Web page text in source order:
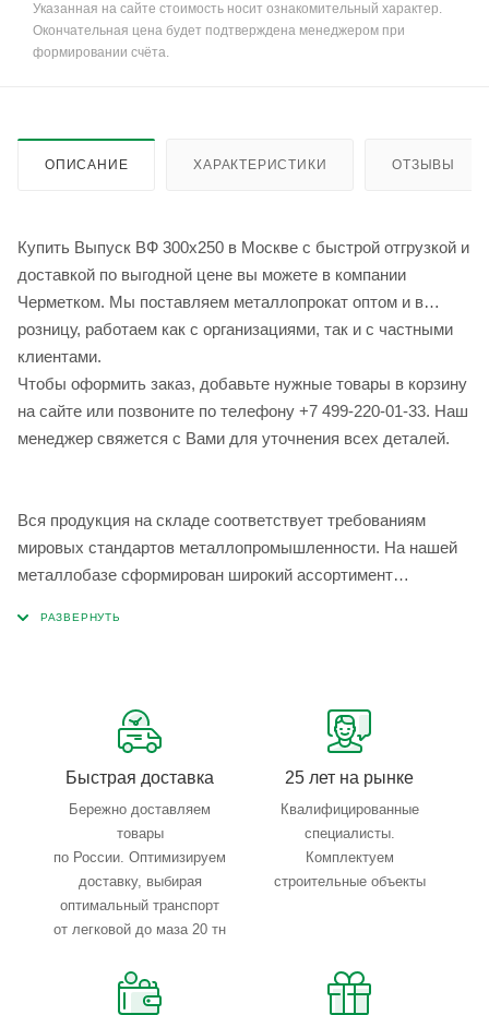
Указанная на сайте стоимость носит ознакомительный характер.
Окончательная цена будет подтверждена менеджером при
формировании счёта.
ОПИСАНИЕ ХАРАКТЕРИСТИКИ ОТЗЫВЫ
Купить Выпуск ВФ 300х250 в Москве с быстрой отгрузкой и
доставкой по выгодной цене вы можете в компании
Черметком. Мы поставляем металлопрокат оптом и в
розницу, работаем как с организациями, так и с частными
клиентами.
Чтобы оформить заказ, добавьте нужные товары в корзину
на сайте или позвоните по телефону +7 499-220-01-33. Наш
менеджер свяжется с Вами для уточнения всех деталей.
Вся продукция на складе соответствует требованиям
мировых стандартов металлопромышленности. На нашей
металлобазе сформирован широкий ассортимент
Быстрая доставка
Бережно доставляем
товары
по России. Оптимизируем
доставку, выбирая
оптимальный транспорт
от легковой до маза 20 тн
25 лет на рынке
Квалифицированные
специалисты.
Комплектуем
строительные объекты